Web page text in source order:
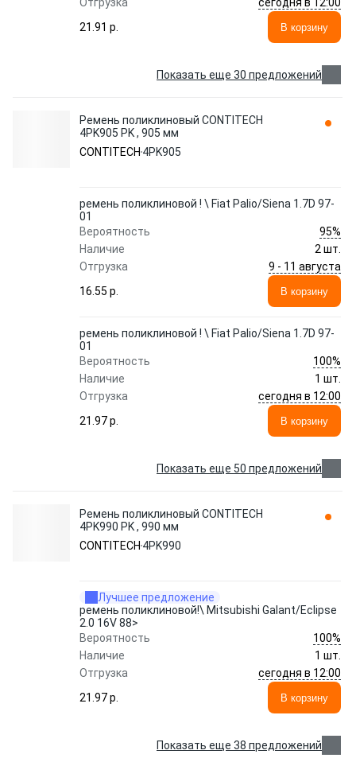
21.91 p.
В корзину
Показать еще 30 предложений
Ремень поликлиновый CONTITECH
4PK905 PK , 905 мм
CONTITECH 4PK905
ремень поликлиновой ! \ Fiat Palio/Siena 1.7D 97-
01
Вероятность
95%
Наличие
2 шт.
Отгрузка
9 - 11 августа
16.55 p.
В корзину
ремень поликлиновой ! \ Fiat Palio/Siena 1.7D 97-
01
Вероятность
100%
Наличие
1 шт.
Отгрузка
сегодня в 12:00
21.97 p.
В корзину
Показать еще 50 предложений
Ремень поликлиновый CONTITECH
4PK990 PK , 990 мм
CONTITECH 4PK990
Лучшее предложение
ремень поликлиновой!\ Mitsubishi Galant/Eclipse
2.0 16V 88>
Вероятность
100%
Наличие
1 шт.
Отгрузка
сегодня в 12:00
21.97 p.
В корзину
Показать еще 38 предложений